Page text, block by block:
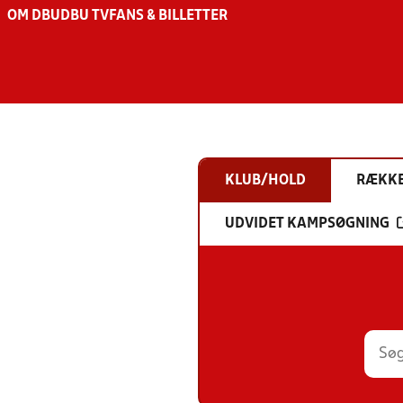
OM DBU DBU TV FANS & BILLETTER
KLUB/HOLD
UDVIDET KAMPSØGNING